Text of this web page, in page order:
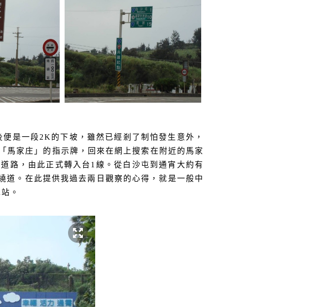
便是一段2K 的下坡，雖然已經剎了制怕發生意外，
馬家庄」的指示牌，回來在網上搜索在附近的馬家
路，由此正式轉入台 1 線。從白沙屯到通宵大約有
道。在此提供我過去兩日觀察的心得，就是一般中
。